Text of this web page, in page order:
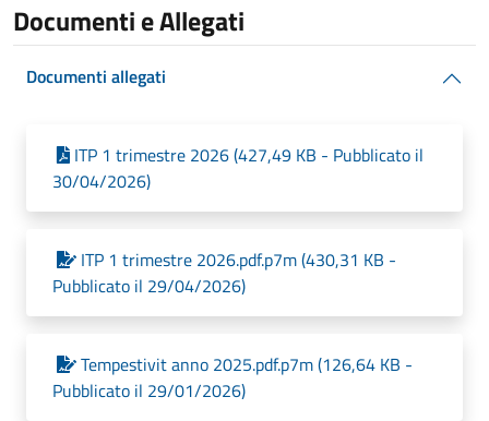
Documenti e Allegati
Documenti allegati
ITP 1 trimestre 2026 (427,49 KB - Pubblicato il
30/04/2026)
ITP 1 trimestre 2026.pdf.p7m (430,31 KB -
Pubblicato il 29/04/2026)
Tempestivit anno 2025.pdf.p7m (126,64 KB -
Pubblicato il 29/01/2026)